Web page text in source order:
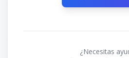
¿Necesitas